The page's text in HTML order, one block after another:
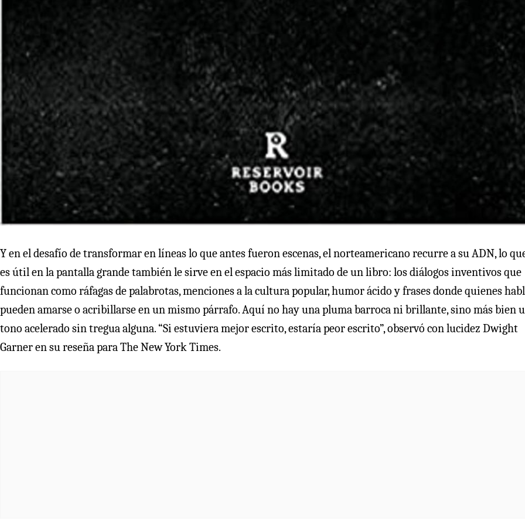
Y en el desafío de transformar en líneas lo que antes fueron escenas, el norteamericano recurre a su ADN, lo
es útil en la pantalla grande también le sirve en el espacio más limitado de un libro: los diálogos inventivos que
funcionan como ráfagas de palabrotas, menciones a la cultura popular, humor ácido y frases donde quienes
pueden amarse o acribillarse en un mismo párrafo. Aquí no hay una pluma barroca ni brillante, sino más bien
tono acelerado sin tregua alguna. “Si estuviera mejor escrito, estaría peor escrito”, observó con lucidez Dwight
Garner en su reseña para The New York Times.